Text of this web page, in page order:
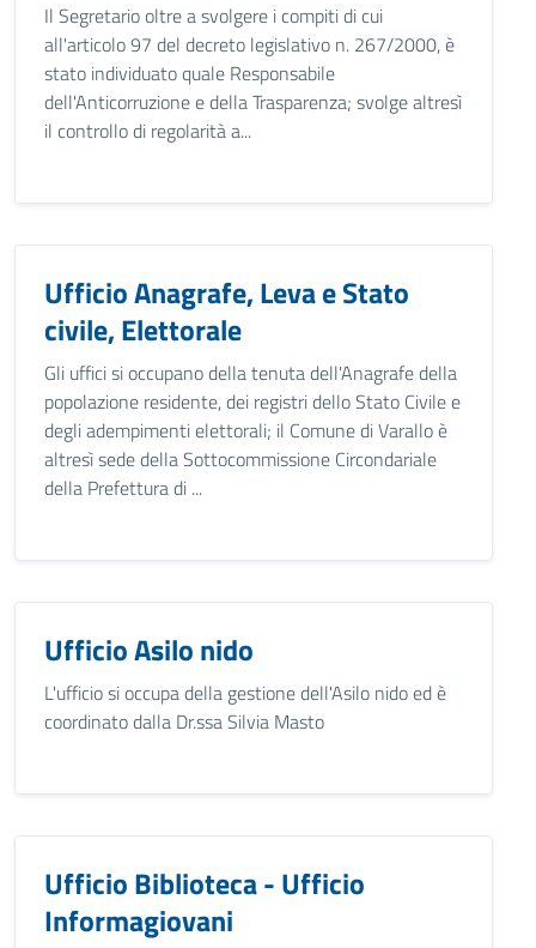
Il Segretario oltre a svolgere i compiti di cui
all'articolo 97 del decreto legislativo n. 267/2000, è
stato individuato quale Responsabile
dell'Anticorruzione e della Trasparenza; svolge altresì
il controllo di regolarità a...
Ufficio Anagrafe, Leva e Stato
civile, Elettorale
Gli uffici si occupano della tenuta dell'Anagrafe della
popolazione residente, dei registri dello Stato Civile e
degli adempimenti elettorali; il Comune di Varallo è
altresì sede della Sottocommissione Circondariale
della Prefettura di ...
Ufficio Asilo nido
L'ufficio si occupa della gestione dell'Asilo nido ed è
coordinato dalla Dr.ssa Silvia Masto
Ufficio Biblioteca - Ufficio
Informagiovani